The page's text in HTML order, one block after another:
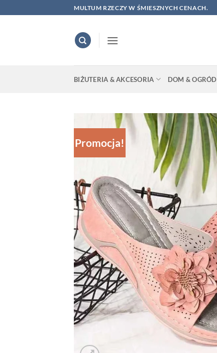
to
MULTUM RZECZY W ŚMIESZNYCH CENACH.
BIŻUTERIA & AKCESORIA DOM & OGRÓD
Promocja!